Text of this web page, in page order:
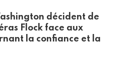
décident de
Flock face aux
la confiance et la